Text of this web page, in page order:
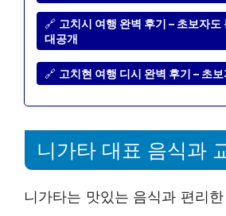
🔗 고치시 여행 완벽 후기 – 초보자도
대공개
🔗 고치현 여행 디시 완벽 후기 – 초
니가타 대표 음식과
니가타는 맛있는 음식과 편리